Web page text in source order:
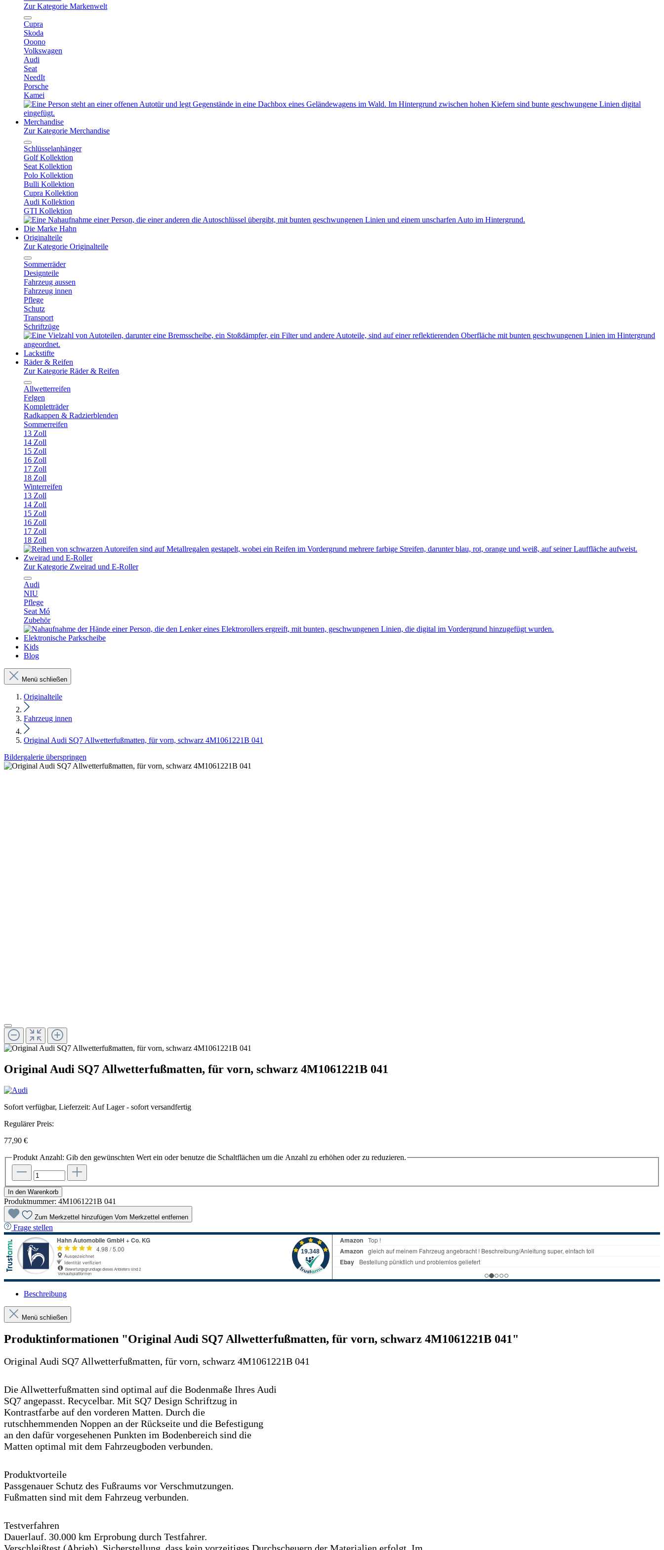
Zur Kategorie Markenwelt
Cupra
Skoda
Ooono
Volkswagen
Audi
Seat
NeedIt
Porsche
Kamei
Merchandise
Zur Kategorie Merchandise
Schlüsselanhänger
Golf Kollektion
Seat Kollektion
Polo Kollektion
Bulli Kollektion
Cupra Kollektion
Audi Kollektion
GTI Kollektion
Die Marke Hahn
Originalteile
Zur Kategorie Originalteile
Sommerräder
Designteile
Fahrzeug aussen
Fahrzeug innen
Pflege
Schutz
Transport
Schriftzüge
Lackstifte
Räder & Reifen
Zur Kategorie Räder & Reifen
Allwetterreifen
Felgen
Kompletträder
Radkappen & Radzierblenden
Sommerreifen
13 Zoll
14 Zoll
15 Zoll
16 Zoll
17 Zoll
18 Zoll
Winterreifen
13 Zoll
14 Zoll
15 Zoll
16 Zoll
17 Zoll
18 Zoll
Zweirad und E-Roller
Zur Kategorie Zweirad und E-Roller
Audi
NIU
Pflege
Seat Mó
Zubehör
Elektronische Parkscheibe
Kids
Blog
Menü schließen
Originalteile
Fahrzeug innen
Original Audi SQ7 Allwetterfußmatten, für vorn, schwarz 4M1061221B 041
Bildergalerie überspringen
Original Audi SQ7 Allwetterfußmatten, für vorn, schwarz 4M1061221B 041
Sofort verfügbar, Lieferzeit: Auf Lager - sofort versandfertig
Regulärer Preis:
77,90 €
Produkt Anzahl: Gib den gewünschten Wert ein oder benutze die Schaltflächen um die Anzahl zu erhöhen oder zu reduzieren.
In den Warenkorb
Produktnummer: 4M1061221B 041
Zum Merkzettel hinzufügen Vom Merkzettel entfernen
Frage stellen
Beschreibung
Menü schließen
Produktinformationen "Original Audi SQ7 Allwetterfußmatten, für vorn, schwarz 4M1061221B 041"
Original Audi SQ7 Allwetterfußmatten, für vorn, schwarz 4M1061221B 041
Die Allwetterfußmatten sind optimal auf die Bodenmaße Ihres Audi
SQ7 angepasst. Recycelbar. Mit SQ7 Design Schriftzug in
Kontrastfarbe auf den vorderen Matten. Durch die
rutschhemmenden Noppen an der Rückseite und die Befestigung
an den dafür vorgesehenen Punkten im Bodenbereich sind die
Matten optimal mit dem Fahrzeugboden verbunden.
Produktvorteile
Passgenauer Schutz des Fußraums vor Verschmutzungen.
Fußmatten sind mit dem Fahrzeug verbunden.
Testverfahren
Dauerlauf. 30.000 km Erprobung durch Testfahrer.